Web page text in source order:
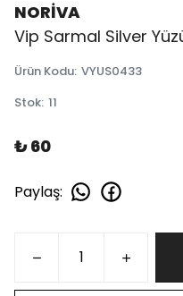
NORİVA
Vip Sarmal Silver
Ürün Kodu: VYUS0433
Stok: 11
₺ 60
Paylaş: